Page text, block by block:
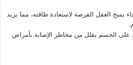
يمنح العقل الفرصة لاستعادة طاقته، مما يزيد
على الجسم يقلل من مخاطر الإصابة بأمراض